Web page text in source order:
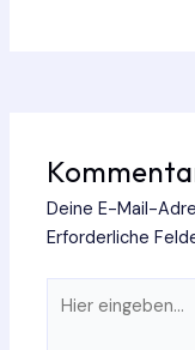
Deine E-Mail-
Erforderliche
eingeben…